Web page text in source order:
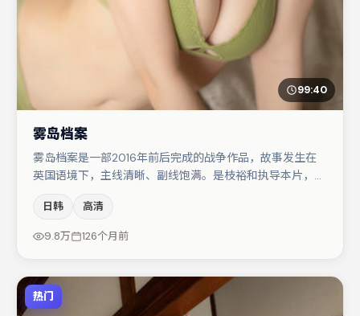
99:40
雾岛档案
雾岛档案是一部2016年前后完成的战争作品，故事发生在
英国语境下，主线清晰、副线饱满。是枝裕和执导本片，在
当。王景春在片中承担叙事驱动，马丽、周冬雨分别提供反
差与喜剧/悬疑调剂（视场次而定）。节奏紧凑、反转有
度，值得列入片单。
日韩 高清
9.8万 126个月前
热门